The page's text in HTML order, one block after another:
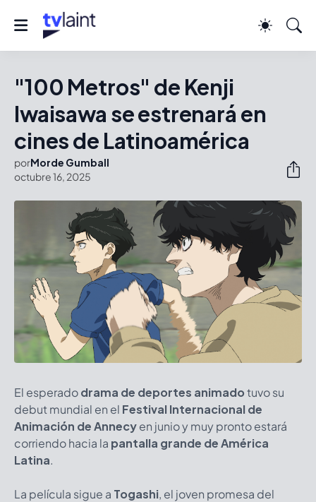
"100 Metros" de Kenji
Iwaisawa se estrenará en
cines de Latinoamérica
porMorde Gumball
octubre 16, 2025
El esperadodrama de deportes animadotuvo su
debut mundial en el Festival Internacional de
Animación de Annecyen junio y muy pronto estará
corriendo hacia la pantalla grande de América
Latina.
La película sigue a Togashi, el joven promesa del